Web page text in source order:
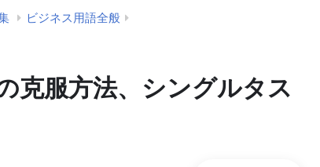
ビジネス用語全般
克服方法、シングルタス